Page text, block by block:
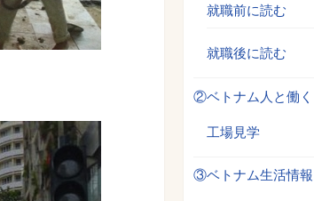
就職前に読む
就職後に読む
②ベトナム人と働く
工場見学
③ベトナム生活情報